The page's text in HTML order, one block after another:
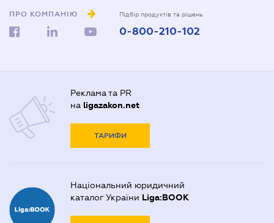
ПРО КОМПАНІЮ Підбір продуктів та рішень
0-800-210-102
Реклама та PR
на ligazakon.net
ТАРИФИ
Національний юридичний
каталог України Liga:BOOK